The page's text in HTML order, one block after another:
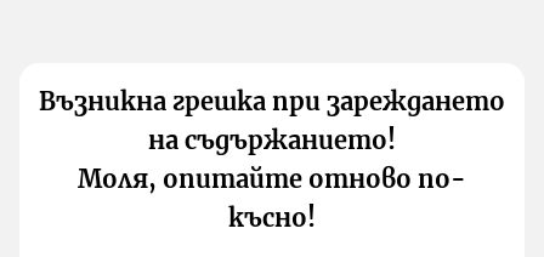
Възникна грешка при зареждането
на съдържанието!
Моля, опитайте отново по-
късно!